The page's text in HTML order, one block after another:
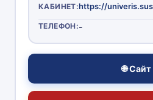
КАБИНЕТ:
ТЕЛЕФОН:-
🌐 Сайт